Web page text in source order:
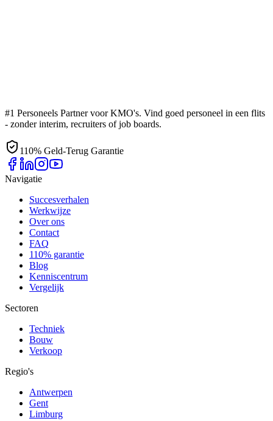
#1 Personeels Partner voor KMO's. Vind goed personeel in een flits
- zonder interim, recruiters of job boards.
110% Geld-Terug Garantie
Navigatie
Succesverhalen
Werkwijze
Over ons
Contact
FAQ
110% garantie
Blog
Kenniscentrum
Vergelijk
Sectoren
Techniek
Bouw
Verkoop
Regio's
Antwerpen
Gent
Limburg